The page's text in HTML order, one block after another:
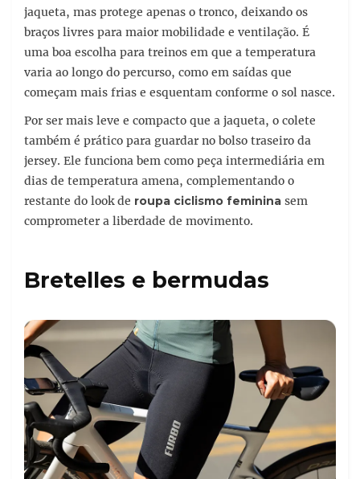
jaqueta, mas protege apenas o tronco, deixando os
braços livres para maior mobilidade e ventilação. É
uma boa escolha para treinos em que a temperatura
varia ao longo do percurso, como em saídas que
começam mais frias e esquentam conforme o sol nasce.
Por ser mais leve e compacto que a jaqueta, o colete
também é prático para guardar no bolso traseiro da
jersey. Ele funciona bem como peça intermediária em
dias de temperatura amena, complementando o
restante do look de roupa ciclismo feminina sem
comprometer a liberdade de movimento.
Bretelles e bermudas